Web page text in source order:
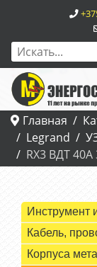
Главная
Legrand
RХ3 ВДТ
Инструмент
Кабель,
Корпуса